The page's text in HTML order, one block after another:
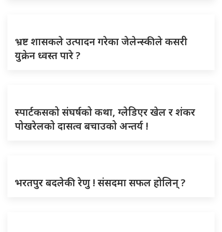
भ्रष्ट शासकले उत्पादन गरेका जेलेन्स्कीले कसरी
युक्रेन ध्वस्त पारे ?
स्पार्टकसको संघर्षको कथा, ग्लेडिएर खेल र शंकर
पोखरेलको दासत्व बचाउको अन्तर्य !
भरतपुर बदलेकी रेणु ! संसदमा सफल होलिन् ?